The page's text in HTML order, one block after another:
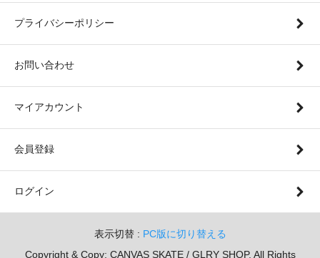
プライバシーポリシー
お問い合わせ
マイアカウント
会員登録
ログイン
表示切替 : PC版に切り替える
Copyright & Copy; CANVAS SKATE / GLRY SHOP. All Rights